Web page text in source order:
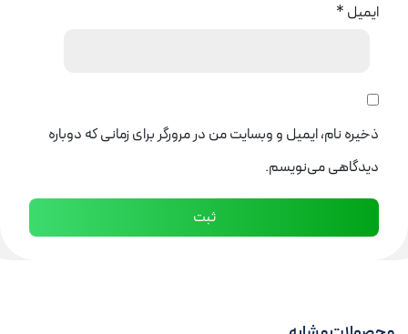
ایمیل *
ذخیره نام، ایمیل و وبسایت من در مرورگر برای زمانی که دوباره
دیدگاهی می‌نویسم.